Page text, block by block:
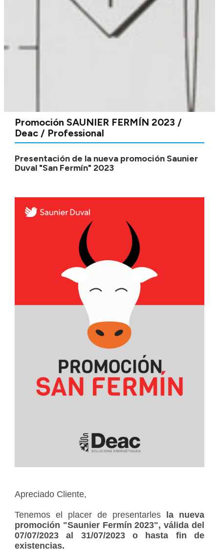
Promoción SAUNIER FERMÍN 2023 /
Deac / Professional
Presentación de la nueva promoción Saunier
Duval "San Fermín" 2023
Apreciado Cliente,
Tenemos el placer de presentarles la nueva
promoción "Saunier Fermín 2023", válida del
07/07/2023 al 31/07/2023 o hasta fin de
existencias.